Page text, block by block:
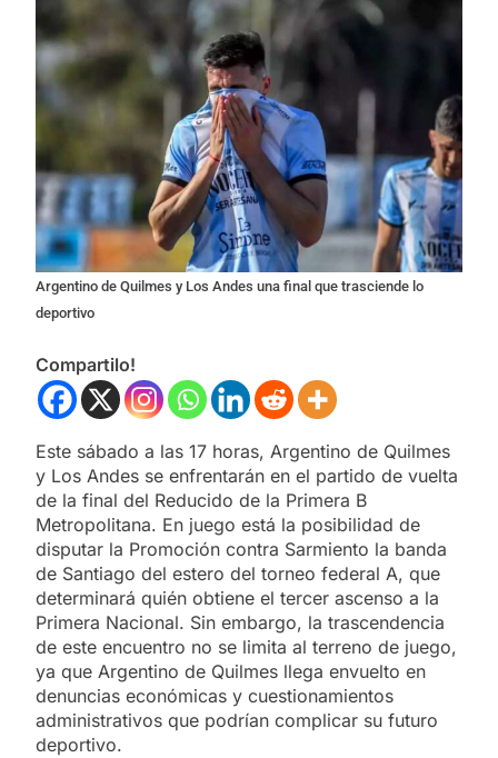
Argentino de Quilmes y Los Andes una final que trasciende lo
deportivo
Compartilo!
Este sábado a las 17 horas, Argentino de Quilmes
y Los Andes se enfrentarán en el partido de vuelta
de la final del Reducido de la Primera B
Metropolitana. En juego está la posibilidad de
disputar la Promoción contra Sarmiento la banda
de Santiago del estero del torneo federal A, que
determinará quién obtiene el tercer ascenso a la
Primera Nacional. Sin embargo, la trascendencia
de este encuentro no se limita al terreno de juego,
ya que Argentino de Quilmes llega envuelto en
denuncias económicas y cuestionamientos
administrativos que podrían complicar su futuro
deportivo.